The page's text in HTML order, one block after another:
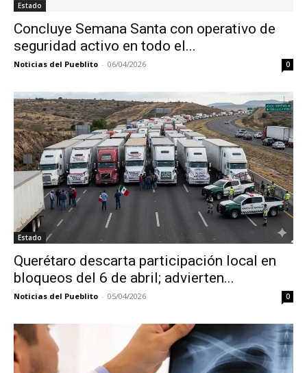
Estado
Concluye Semana Santa con operativo de
seguridad activo en todo el...
Noticias del Pueblito - 06/04/2026 0
Estado
Querétaro descarta participación local en
bloqueos del 6 de abril; advierten...
Noticias del Pueblito - 05/04/2026 0